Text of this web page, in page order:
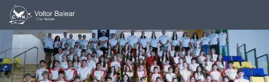
Saltar al contenido